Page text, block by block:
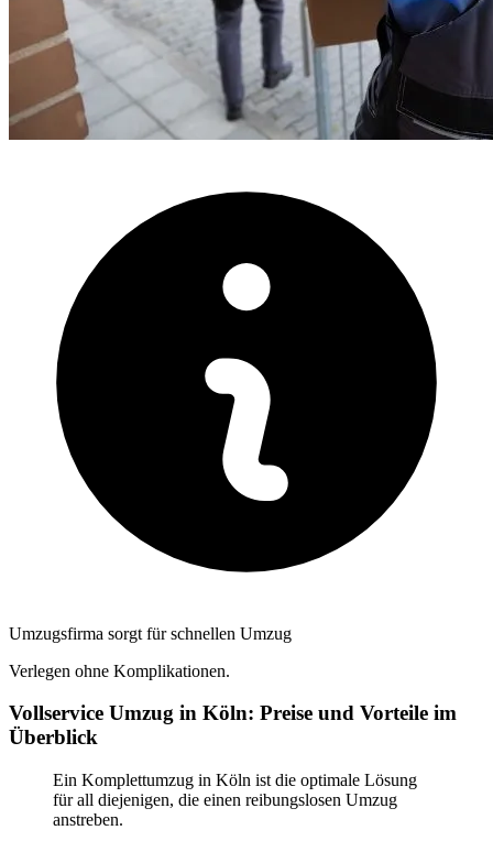
Umzugsfirma sorgt für schnellen Umzug
Verlegen ohne Komplikationen.
Vollservice Umzug in Köln: Preise und Vorteile im
Überblick
Ein Komplettumzug in Köln ist die optimale Lösung
für all diejenigen, die einen reibungslosen Umzug
anstreben.